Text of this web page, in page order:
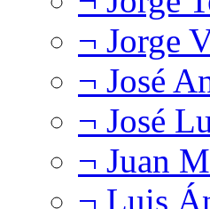
¬ Jorge
¬ José
¬ José
¬ Juan
¬ Luis